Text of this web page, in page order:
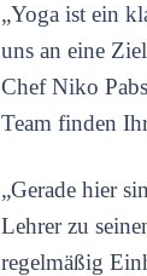
„Yoga ist ein
uns an eine
Chef Niko
Team finden
„Gerade hier
Lehrer zu
regelmäßig